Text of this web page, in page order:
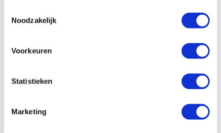
Noodzakelijk
Voorkeuren
Statistieken
Marketing
Narex Richter schietbeitel cryo 1/8″ - 3